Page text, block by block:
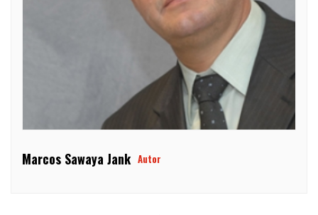
Marcos Sawaya Jank Autor